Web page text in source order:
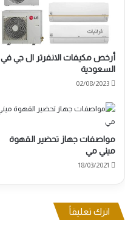
أرخص مكيفات الانفرتر ال جي في
السعودية
02/08/2023
مواصفات جهاز تحضير القهوة
ميني مي
18/03/2021
اترك تعليقاً